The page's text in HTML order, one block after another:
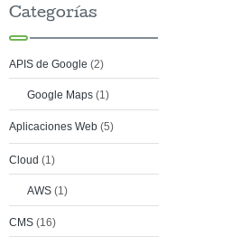
Categorías
APIS de Google (2)
Google Maps (1)
Aplicaciones Web (5)
Cloud (1)
AWS (1)
CMS (16)